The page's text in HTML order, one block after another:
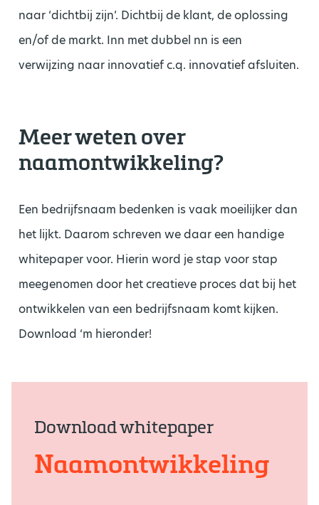
naar ‘dichtbij zijn’. Dichtbij de klant, de oplossing
en/of de markt. Inn met dubbel nn is een
verwijzing naar innovatief c.q. innovatief afsluiten.
Meer weten over
naamontwikkeling?
Een bedrijfsnaam bedenken is vaak moeilijker dan
het lijkt. Daarom schreven we daar een handige
whitepaper voor. Hierin word je stap voor stap
meegenomen door het creatieve proces dat bij het
ontwikkelen van een bedrijfsnaam komt kijken.
Download ‘m hieronder!
Download whitepaper
Naamontwikkeling